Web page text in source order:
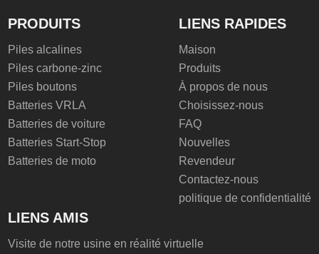
PRODUITS
Piles alcalines
Piles carbone-zinc
Piles boutons
Batteries VRLA
Batteries de voiture
Batteries Start-Stop
Batteries de moto
LIENS RAPIDES
Maison
Produits
À propos de nous
Choisissez-nous
FAQ
Nouvelles
Revendeur
Contactez-nous
politique de confidentialité
LIENS AMIS
Visite de notre usine en réalité virtuelle